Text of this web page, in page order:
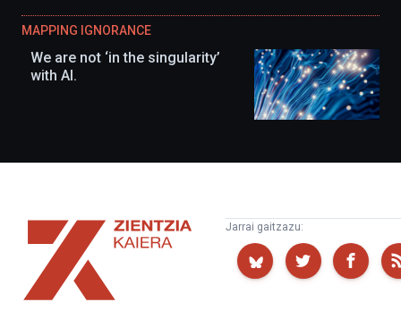
MAPPING IGNORANCE
We are not ‘in the singularity’
with AI.
Zientzia
Kaiera
Jarrai gaitzazu: